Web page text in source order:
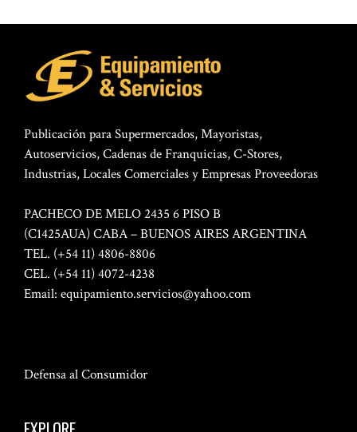
Publicación para Supermercados, Mayoristas,
Autoservicios, Cadenas de Franquicias, C-Stores,
Industrias, Locales Comerciales y Empresas Proveedoras
PACHECO DE MELO 2435 6 PISO B
(C1425AUA) CABA – BUENOS AIRES ARGENTINA
TEL. (+54 11) 4806-8806
CEL. (+54 11) 4072-4238
Email: equipamiento.servicios@yahoo.com
Defensa al Consumidor